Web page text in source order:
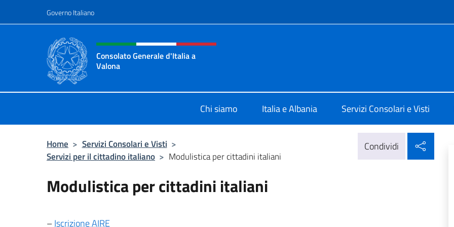
Governo Italiano
Intestazione sito, social e menù
Consolato Generale d'Italia a
Valona
Chi siamo Italia e Albania Servizi Consolari e Visti
Home > Servizi Consolari e Visti >
Servizi per il cittadino italiano > Modulistica per cittadini italiani
Condividi
Modulistica per cittadini italiani
–Iscrizione AIRE